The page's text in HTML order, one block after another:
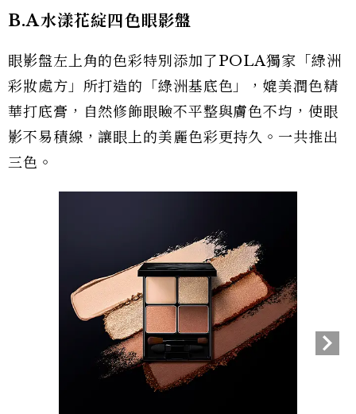
B.A水漾花綻四色眼影盤
眼影盤左上角的色彩特別添加了POLA獨家「綠洲
彩妝處方」所打造的「綠洲基底色」，媲美潤色精
華打底膏，自然修飾眼瞼不平整與膚色不均，使眼
影不易積線，讓眼上的美麗色彩更持久。一共推出
三色。